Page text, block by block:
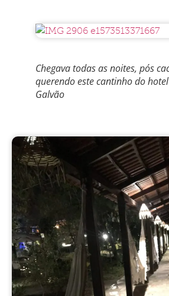
Chegava todas as noites, pós
querendo este cantinho do
Galvão